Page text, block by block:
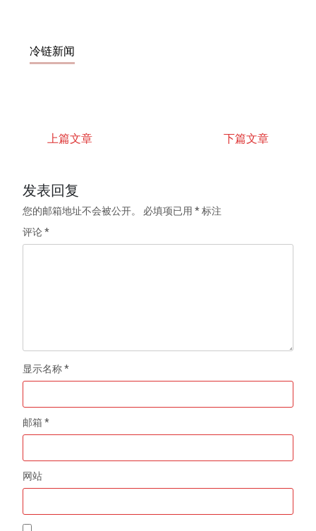
冷链新闻
上篇文章 下篇文章
发表回复
您的邮箱地址不会被公开。 必填项已用*标注
评论*
显示名称*
邮箱*
网站